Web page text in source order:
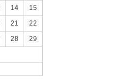
14 15
21 22
28 29